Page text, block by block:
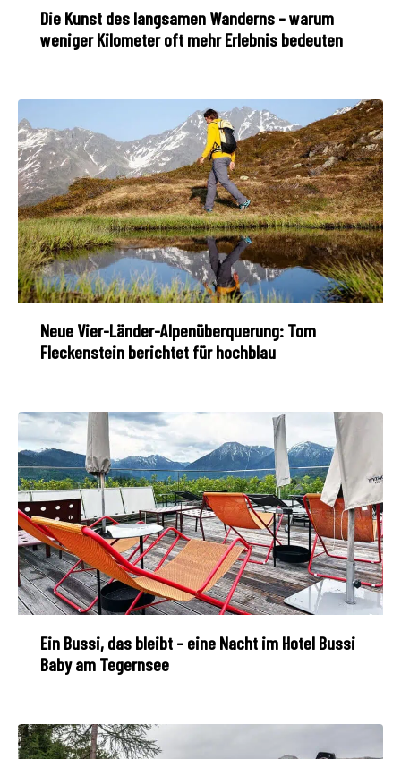
Die Kunst des langsamen Wanderns – warum
weniger Kilometer oft mehr Erlebnis bedeuten
Neue Vier-Länder-Alpenüberquerung: Tom
Fleckenstein berichtet für hochblau
Ein Bussi, das bleibt – eine Nacht im Hotel Bussi
Baby am Tegernsee